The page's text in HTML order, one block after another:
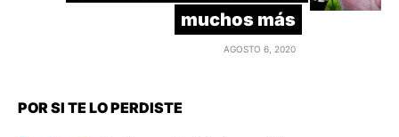
muchos más
AGOSTO 6, 2020
POR SI TE LO PERDISTE